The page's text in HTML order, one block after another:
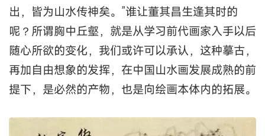
出，皆为山水传神矣。”谁让董其昌生逢其时的
呢？所谓胸中丘壑，就是从学习前代画家入手以后
随心所欲的变化，我们或许可以承认，这种摹古，
再加自由想象的发挥，在中国山水画发展成熟的前
提下，是必然的产物，也是向绘画本体内的拓展。